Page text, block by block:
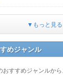
▼もっと見る
めジャンル
すすめジャンルか